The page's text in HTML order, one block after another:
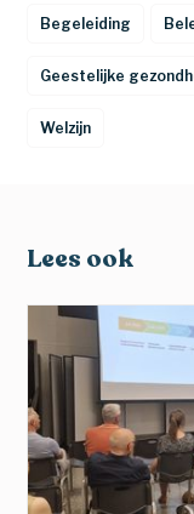
Begeleiding
Geestelijke
Welzijn
Lees ook